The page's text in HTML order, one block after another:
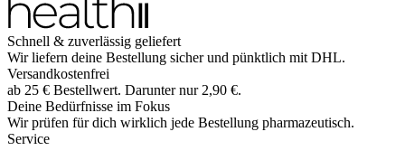
Schnell & zuverlässig geliefert
Wir liefern deine Bestellung sicher und pünktlich mit DHL.
Versandkostenfrei
ab 25 € Bestellwert. Darunter nur 2,90 €.
Deine Bedürfnisse im Fokus
Wir prüfen für dich wirklich jede Bestellung pharmazeutisch.
Service